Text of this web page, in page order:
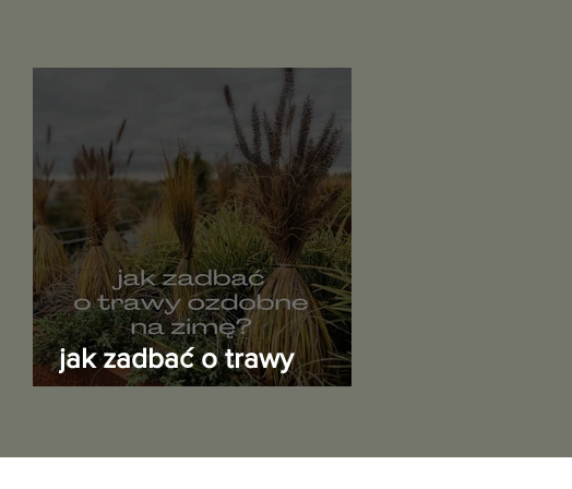
jak zadbać o trawy
ozdobne przed zimą?